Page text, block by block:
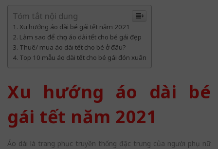
Tóm tắt nội dung
Xu hướng áo dài bé gái tết năm 2021
Làm sao để chọn áo dài tết cho bé gái đẹp
Thuê/ mua áo dài tết cho bé ở đâu?
Top 10 mẫu áo dài tết cho bé gái đón xuân
Xu hướng áo dài bé
gái tết năm 2021
Áo dài là trang phục truyền thống đặc trưng của người phụ nữ